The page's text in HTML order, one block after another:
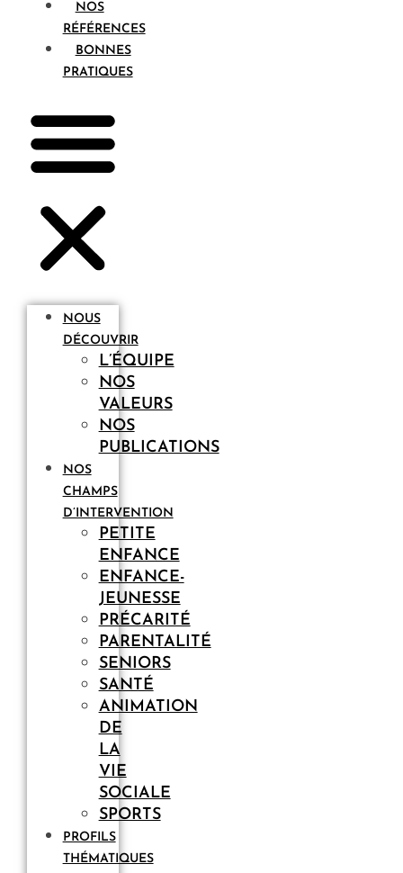
NOS
RÉFÉRENCES
BONNES
PRATIQUES
NOUS
DÉCOUVRIR
L’ÉQUIPE
NOS
VALEURS
NOS
PUBLICATIONS
NOS
CHAMPS
D’INTERVENTION
PETITE
ENFANCE
ENFANCE-
JEUNESSE
PRÉCARITÉ
PARENTALITÉ
SENIORS
SANTÉ
ANIMATION
DE
LA
VIE
SOCIALE
SPORTS
PROFILS
THÉMATIQUES